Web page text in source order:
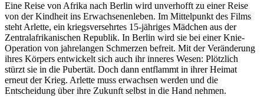
Eine Reise von Afrika nach Berlin wird unverhofft zu einer Reise
von der Kindheit ins Erwachsenenleben. Im Mittelpunkt des Films
steht Arlette, ein kriegsversehrtes 15-jähriges Mädchen aus der
Zentralafrikanischen Republik. In Berlin wird sie bei einer Knie-
Operation von jahrelangen Schmerzen befreit. Mit der Veränderung
ihres Körpers entwickelt sich auch ihr inneres Wesen: Plötzlich
stürzt sie in die Pubertät. Doch dann entflammt in ihrer Heimat
erneut der Krieg. Arlette muss erwachsen werden und die
Entscheidung über ihre Zukunft selbst in die Hand nehmen.